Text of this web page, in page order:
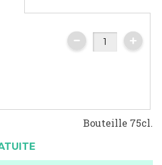
Bouteille 75cl.